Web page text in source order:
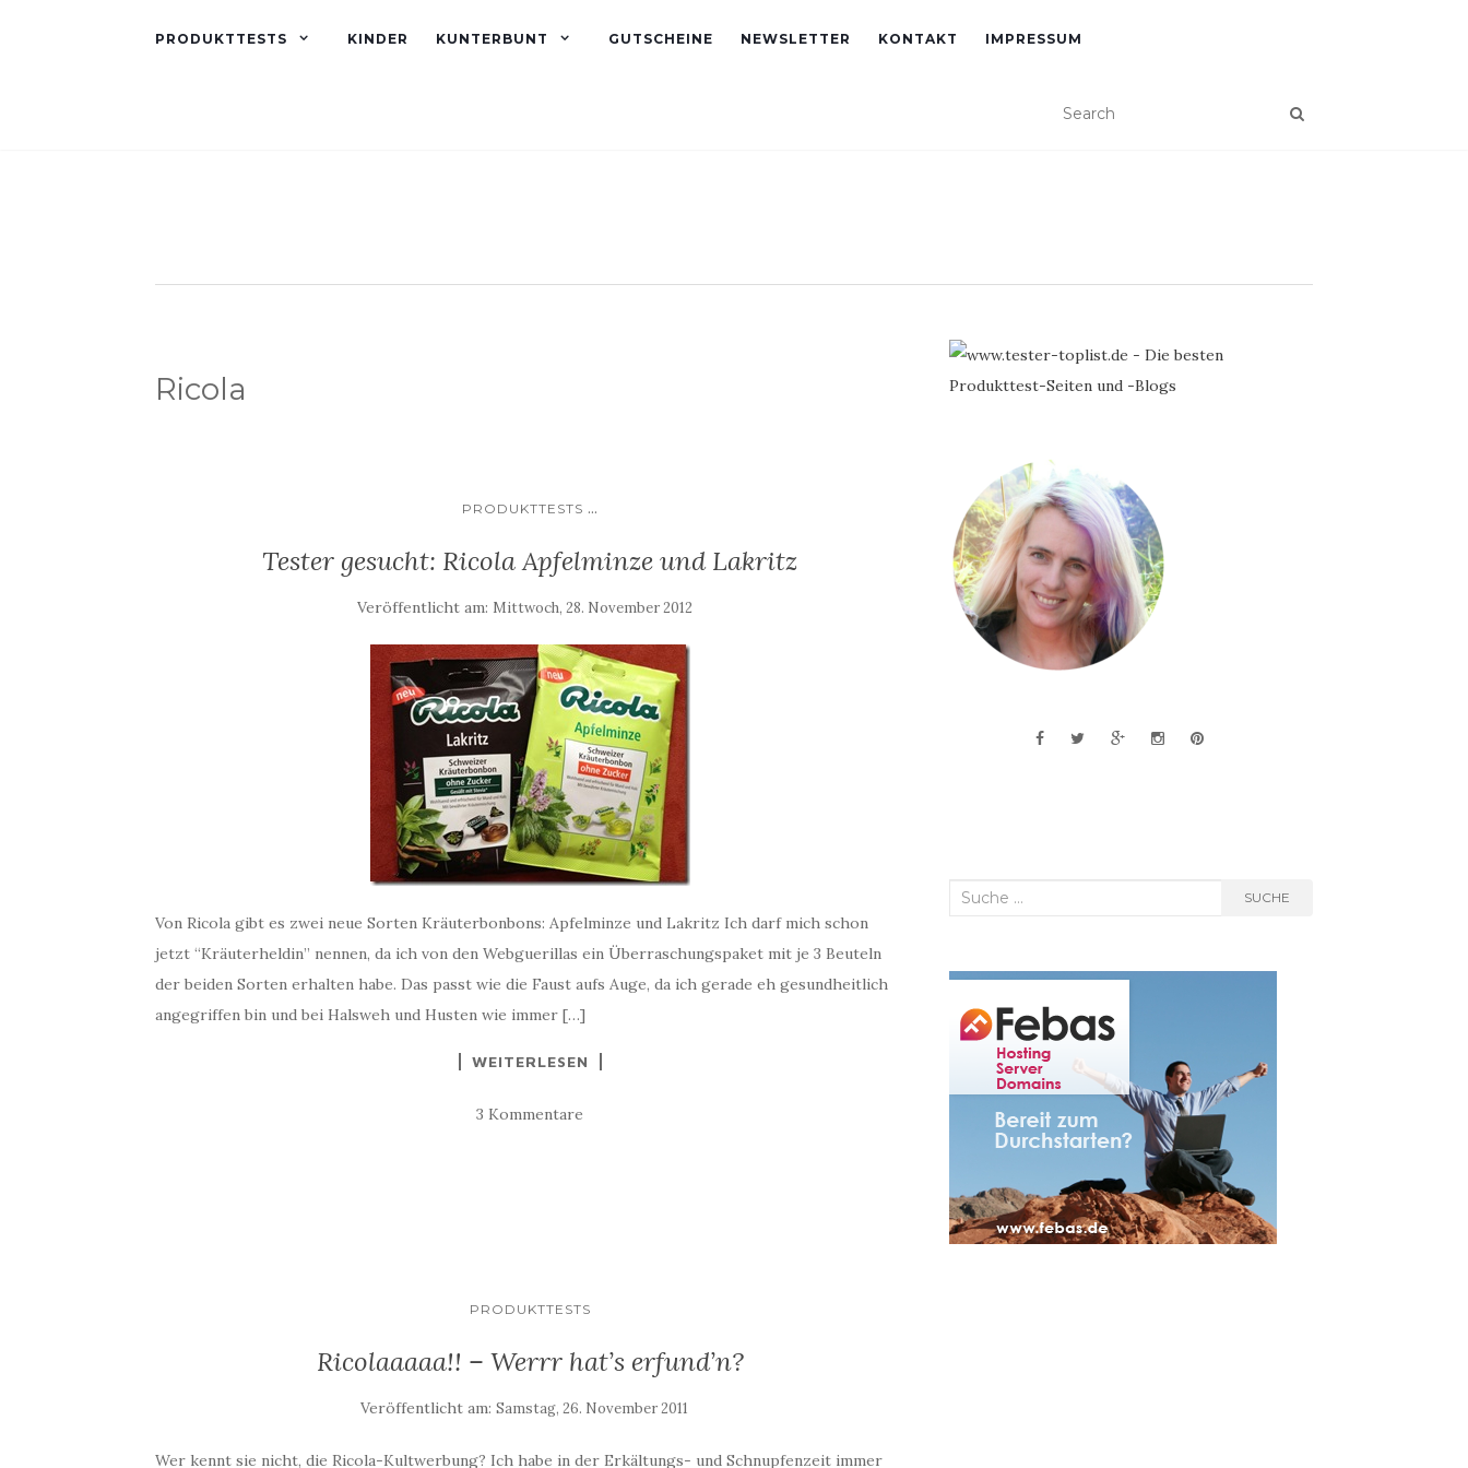
PRODUKTTESTS KINDER KUNTERBUNT GUTSCHEINE NEWSLETTER KONTAKT IMPRESSUM
Ricola
PRODUKTTESTS ...
Tester gesucht: Ricola Apfelminze und Lakritz
Veröffentlicht am: Mittwoch, 28. November 2012
Von Ricola gibt es zwei neue Sorten Kräuterbonbons: Apfelminze und Lakritz Ich darf mich schon
jetzt “Kräuterheldin” nennen, da ich von den Webguerillas ein Überraschungspaket mit je 3 Beuteln
der beiden Sorten erhalten habe. Das passt wie die Faust aufs Auge, da ich gerade eh gesundheitlich
angegriffen bin und bei Halsweh und Husten wie immer […]
WEITERLESEN
3 Kommentare
PRODUKTTESTS
Ricolaaaaa!! – Werrr hat’s erfund’n?
Veröffentlicht am:Samstag, 26. November 2011
Wer kennt sie nicht, die Ricola-Kultwerbung? Ich habe in der Erkältungs- und Schnupfenzeit immer
Suche
SUCHE